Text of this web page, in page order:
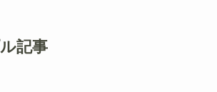
記事